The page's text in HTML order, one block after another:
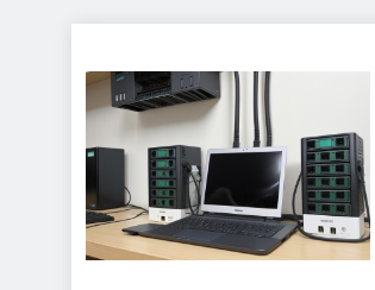
содержимому